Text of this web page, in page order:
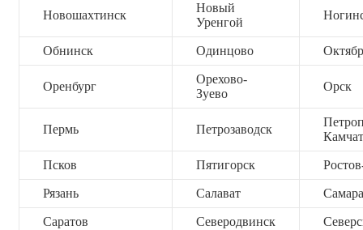
Новошахтинск
Новый
Уренгой
Обнинск Одинцово
Оренбург
Орехово-
Зуево
Орск
Пермь Петрозаводск
Псков Пятигорск
Рязань Салават Самара
Саратов Северодвинск